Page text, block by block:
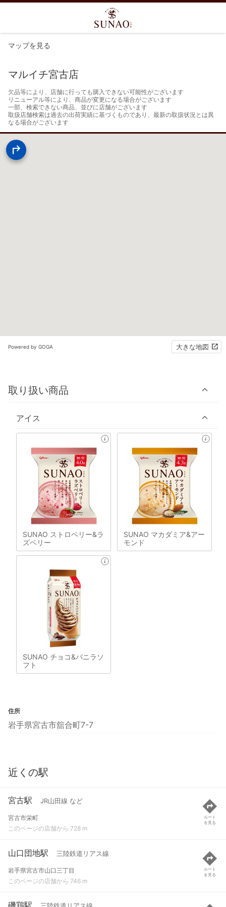
マップを見る
マルイチ宮古店
欠品等により、店舗に行っても購入できない可能性がございます
リニューアル等により、商品が変更になる場合がございます
一部、検索できない商品、並びに店舗がございます
取扱店舗検索は過去の出荷実績に基づくものであり、最新の取扱状況とは異
なる場合がございます
Powered by GOGA 大きな地図
取り扱い商品
アイス
SUNAO ストロベリー&ラ
ズベリー
SUNAO マカダミア&アー
モンド
SUNAO チョコ&バニラソ
フト
住所
岩手県宮古市舘合町7-7
近くの駅
宮古駅 JR山田線 など
宮古市栄町
このページの店舗から 728 m
ルート
を見る
山口団地駅 三陸鉄道リアス線
岩手県宮古市山口三丁目
このページの店舗から 746 m
ルート
を見る
磯鶏駅